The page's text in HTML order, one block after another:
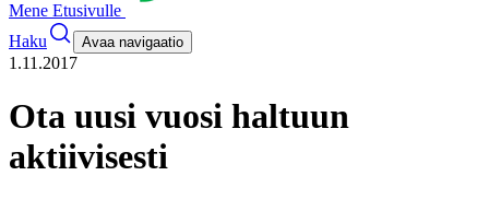
Mene Etusivulle
Haku
Avaa navigaatio
1.11.2017
Ota uusi vuosi haltuun
aktiivisesti